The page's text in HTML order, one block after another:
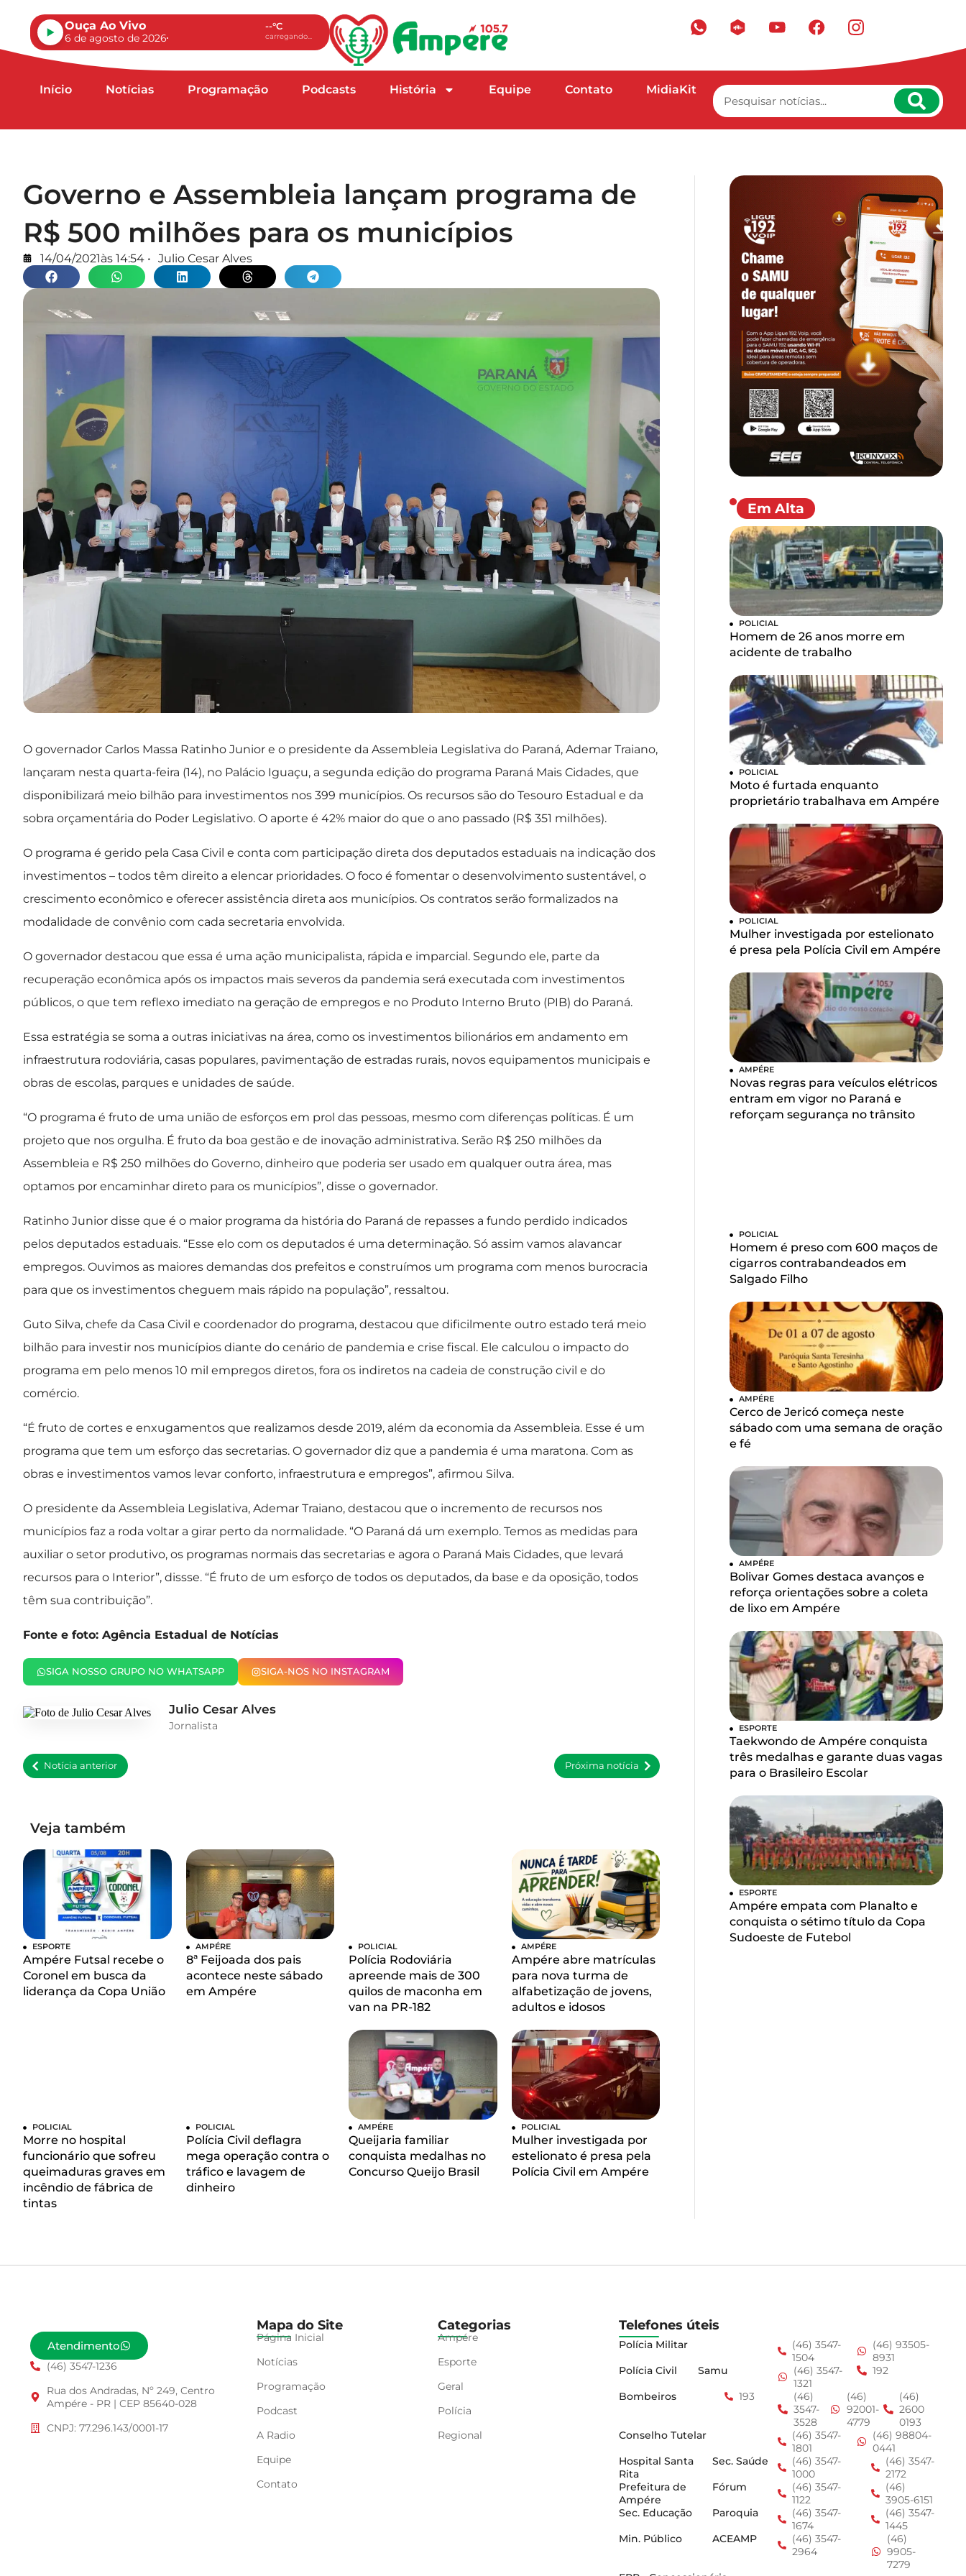
Ouça Ao Vivo
6 de agosto de 2026
--°C
carregando...
Início Notícias Programação Podcasts História Equipe Contato MidiaKit
Governo e Assembleia lançam programa de
R$ 500 milhões para os municípios
14/04/2021às 14:54 • Julio Cesar Alves
O governador Carlos Massa Ratinho Junior e o presidente da Assembleia Legislativa do Paraná, Ademar Traiano,
lançaram nesta quarta-feira (14), no Palácio Iguaçu, a segunda edição do programa Paraná Mais Cidades, que
disponibilizará meio bilhão para investimentos nos 399 municípios. Os recursos são do Tesouro Estadual e da
sobra orçamentária do Poder Legislativo. O aporte é 42% maior do que o ano passado (R$ 351 milhões).
O programa é gerido pela Casa Civil e conta com participação direta dos deputados estaduais na indicação dos
investimentos – todos têm direito a elencar prioridades. O foco é fomentar o desenvolvimento sustentável, o
crescimento econômico e oferecer assistência direta aos municípios. Os contratos serão formalizados na
modalidade de convênio com cada secretaria envolvida.
O governador destacou que essa é uma ação municipalista, rápida e imparcial. Segundo ele, parte da
recuperação econômica após os impactos mais severos da pandemia será executada com investimentos
públicos, o que tem reflexo imediato na geração de empregos e no Produto Interno Bruto (PIB) do Paraná.
Essa estratégia se soma a outras iniciativas na área, como os investimentos bilionários em andamento em
infraestrutura rodoviária, casas populares, pavimentação de estradas rurais, novos equipamentos municipais e
obras de escolas, parques e unidades de saúde.
“O programa é fruto de uma união de esforços em prol das pessoas, mesmo com diferenças políticas. É um
projeto que nos orgulha. É fruto da boa gestão e de inovação administrativa. Serão R$ 250 milhões da
Assembleia e R$ 250 milhões do Governo, dinheiro que poderia ser usado em qualquer outra área, mas
optamos por encaminhar direto para os municípios”, disse o governador.
Ratinho Junior disse que é o maior programa da história do Paraná de repasses a fundo perdido indicados
pelos deputados estaduais. “Esse elo com os deputados é uma determinação. Só assim vamos alavancar
empregos. Ouvimos as maiores demandas dos prefeitos e construímos um programa com menos burocracia
para que os investimentos cheguem mais rápido na população”, ressaltou.
Guto Silva, chefe da Casa Civil e coordenador do programa, destacou que dificilmente outro estado terá meio
bilhão para investir nos municípios diante do cenário de pandemia e crise fiscal. Ele calculou o impacto do
programa em pelo menos 10 mil empregos diretos, fora os indiretos na cadeia de construção civil e do
comércio.
“É fruto de cortes e enxugamentos que realizamos desde 2019, além da economia da Assembleia. Esse é um
programa que tem um esforço das secretarias. O governador diz que a pandemia é uma maratona. Com as
obras e investimentos vamos levar conforto, infraestrutura e empregos”, afirmou Silva.
O presidente da Assembleia Legislativa, Ademar Traiano, destacou que o incremento de recursos nos
municípios faz a roda voltar a girar perto da normalidade. “O Paraná dá um exemplo. Temos as medidas para
auxiliar o setor produtivo, os programas normais das secretarias e agora o Paraná Mais Cidades, que levará
recursos para o Interior”, dissse. “É fruto de um esforço de todos os deputados, da base e da oposição, todos
têm sua contribuição”.
Fonte e foto: Agência Estadual de Notícias
SIGA NOSSO GRUPO NO WHATSAPP SIGA-NOS NO INSTAGRAM
Julio Cesar Alves
Jornalista
Notícia anterior Próxima notícia
Veja também
ESPORTE
Ampére Futsal recebe o
Coronel em busca da
liderança da Copa União
AMPÉRE
8ª Feijoada dos pais
acontece neste sábado
em Ampére
POLICIAL
Polícia Rodoviária
apreende mais de 300
quilos de maconha em
van na PR-182
AMPÉRE
Ampére abre matrículas
para nova turma de
alfabetização de jovens,
adultos e idosos
POLICIAL
Morre no hospital
funcionário que sofreu
queimaduras graves em
incêndio de fábrica de
tintas
POLICIAL
Polícia Civil deflagra
mega operação contra o
tráfico e lavagem de
dinheiro
AMPÉRE
Queijaria familiar
conquista medalhas no
Concurso Queijo Brasil
POLICIAL
Mulher investigada por
estelionato é presa pela
Polícia Civil em Ampére
Em Alta
POLICIAL
Homem de 26 anos morre em
acidente de trabalho
POLICIAL
Moto é furtada enquanto
proprietário trabalhava em Ampére
POLICIAL
Mulher investigada por estelionato
é presa pela Polícia Civil em Ampére
AMPÉRE
Novas regras para veículos elétricos
entram em vigor no Paraná e
reforçam segurança no trânsito
POLICIAL
Homem é preso com 600 maços de
cigarros contrabandeados em
Salgado Filho
AMPÉRE
Cerco de Jericó começa neste
sábado com uma semana de oração
e fé
AMPÉRE
Bolivar Gomes destaca avanços e
reforça orientações sobre a coleta
de lixo em Ampére
ESPORTE
Taekwondo de Ampére conquista
três medalhas e garante duas vagas
para o Brasileiro Escolar
ESPORTE
Ampére empata com Planalto e
conquista o sétimo título da Copa
Sudoeste de Futebol
Atendimento
(46) 3547-1236
Rua dos Andradas, Nº 249, Centro
Ampére - PR | CEP 85640-028
CNPJ: 77.296.143/0001-17
Mapa do Site
Página Inicial
Notícias
Programação
Podcast
A Radio
Equipe
Contato
Categorias
Ampére
Esporte
Geral
Polícia
Regional
Telefones úteis
Polícia Militar
(46) 3547-
1504
(46) 93505-
8931
Polícia Civil
Samu
(46) 3547-
1321
192
Bombeiros
193
(46)
3547-
3528
(46)
92001-
4779
(46)
2600
0193
Conselho Tutelar
(46) 3547-
1801
(46) 98804-
0441
Hospital Santa
Rita
Sec. Saúde
(46) 3547-
1000
(46) 3547-
2172
Prefeitura de
Ampére
Fórum
(46) 3547-
1122
(46)
3905-6151
Sec. Educação
Paroquia
(46) 3547-
1674
(46) 3547-
1445
Min. Público
ACEAMP
(46) 3547-
2964
(46)
9905-
7279